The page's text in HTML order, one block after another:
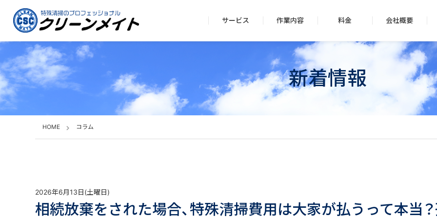
サービス 作業内容 料金 会社概要
新着情報
HOME コラム
2026年6月13日(土曜日)
相続放棄をされた場合、特殊清掃費用は大家が払うって本当